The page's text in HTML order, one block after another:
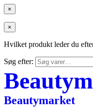
×
×
Hvilket produkt leder du
Søg efter:
Beautymarket